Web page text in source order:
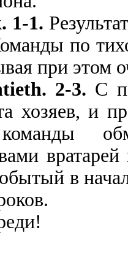
1-1.
по
при этом
2-3. С
хозяев, и
в